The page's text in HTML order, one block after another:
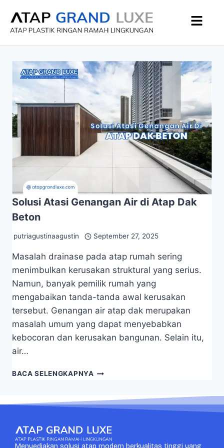
Solusi Atasi Genangan Air di Atap Dak
Beton
putriagustinaagustin September 27, 2025
Masalah drainase pada atap rumah sering
menimbulkan kerusakan struktural yang serius.
Namun, banyak pemilik rumah yang
mengabaikan tanda-tanda awal kerusakan
tersebut. Genangan air atap dak merupakan
masalah umum yang dapat menyebabkan
kebocoran dan kerusakan bangunan. Selain itu,
air…
BACA SELENGKAPNYA
Menyediakan solusi atap modern berkualitas tinggi yang